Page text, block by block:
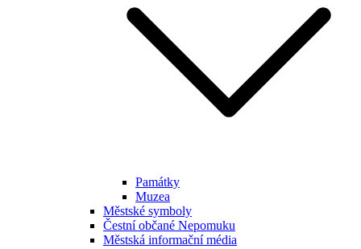
Památky
Muzea
Městské symboly
Čestní občané Nepomuku
Městská informační média